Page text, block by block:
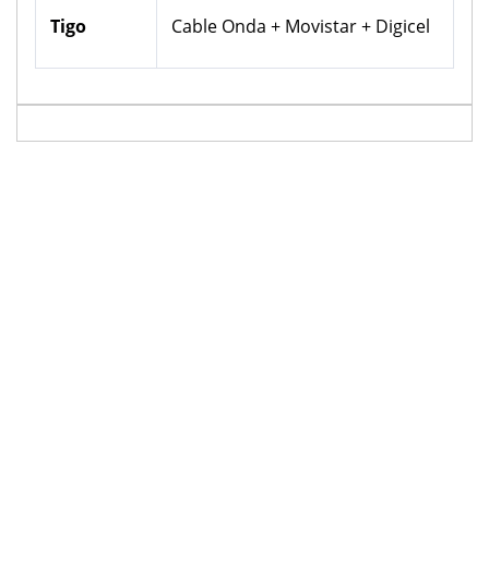
Tigo Cable Onda + Movistar + Digicel